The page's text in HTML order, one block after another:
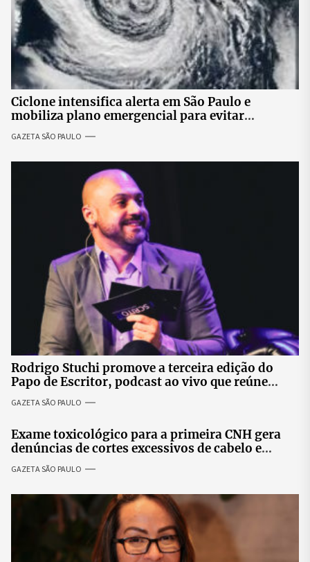
Ciclone intensifica alerta em São Paulo e
mobiliza plano emergencial para evitar
impactos no fornecimento de energia
GAZETA SÃO PAULO
Rodrigo Stuchi promove a terceira edição do
Papo de Escritor, podcast ao vivo que reúne
especialistas para discutir saúde mental e
prosperidade.
GAZETA SÃO PAULO
Exame toxicológico para a primeira CNH gera
denúncias de cortes excessivos de cabelo e
revolta entre candidatas
GAZETA SÃO PAULO